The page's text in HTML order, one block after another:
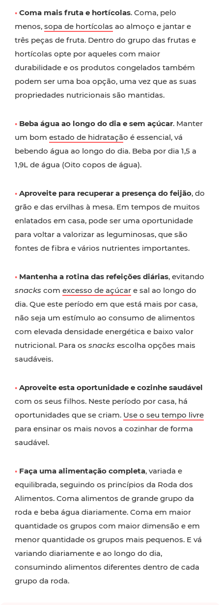
• Coma mais fruta e hortícolas. Coma, pelo
menos, sopa de hortícolas ao almoço e jantar e
três peças de fruta. Dentro do grupo das frutas e
hortícolas opte por aqueles com maior
durabilidade e os produtos congelados também
podem ser uma boa opção, uma vez que as suas
propriedades nutricionais são mantidas.
• Beba água ao longo do dia e sem açúcar. Manter
um bom estado de hidratação é essencial, vá
bebendo água ao longo do dia. Beba por dia 1,5 a
1,9L de água (Oito copos de água).
• Aproveite para recuperar a presença do feijão, do
grão e das ervilhas à mesa. Em tempos de muitos
enlatados em casa, pode ser uma oportunidade
para voltar a valorizar as leguminosas, que são
fontes de fibra e vários nutrientes importantes.
• Mantenha a rotina das refeições diárias, evitando
snacks com excesso de açúcar e sal ao longo do
dia. Que este período em que está mais por casa,
não seja um estímulo ao consumo de alimentos
com elevada densidade energética e baixo valor
nutricional. Para os snacks escolha opções mais
saudáveis.
• Aproveite esta oportunidade e cozinhe saudável
com os seus filhos. Neste período por casa, há
oportunidades que se criam. Use o seu tempo livre
para ensinar os mais novos a cozinhar de forma
saudável.
• Faça uma alimentação completa, variada e
equilibrada, seguindo os princípios da Roda dos
Alimentos. Coma alimentos de grande grupo da
roda e beba água diariamente. Coma em maior
quantidade os grupos com maior dimensão e em
menor quantidade os grupos mais pequenos. E vá
variando diariamente e ao longo do dia,
consumindo alimentos diferentes dentro de cada
grupo da roda.